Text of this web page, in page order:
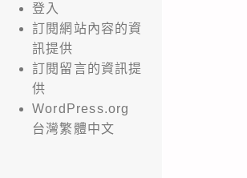
登入
訂閱網站內容的資
訊提供
訂閱留言的資訊提
供
WordPress.org
台灣繁體中文